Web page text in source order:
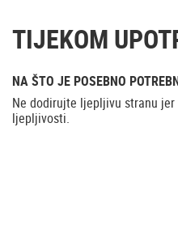
TIJEKOM
NA ŠTO JE POSEBNO
Ne dodirujte ljepljivu stranu
ljepljivosti.